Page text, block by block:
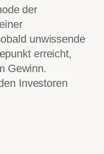
der
unwissende
erreicht,
Gewinn.
Investoren